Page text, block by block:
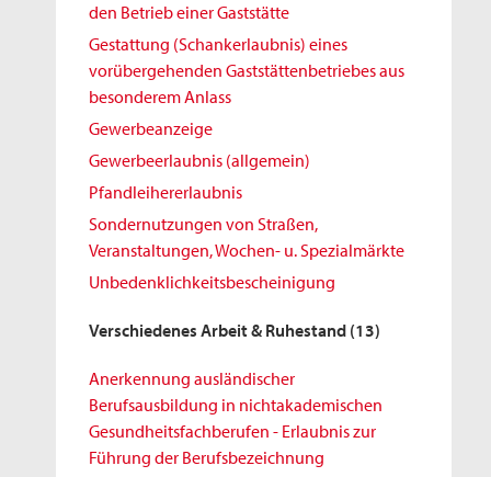
den Betrieb einer Gaststätte
Gestattung (Schankerlaubnis) eines
vorübergehenden Gaststättenbetriebes aus
besonderem Anlass
Gewerbeanzeige
Gewerbeerlaubnis (allgemein)
Pfandleihererlaubnis
Sondernutzungen von Straßen,
Veranstaltungen, Wochen- u. Spezialmärkte
Unbedenklichkeitsbescheinigung
Verschiedenes Arbeit & Ruhestand (13)
Anerkennung ausländischer
Berufsausbildung in nichtakademischen
Gesundheitsfachberufen - Erlaubnis zur
Führung der Berufsbezeichnung